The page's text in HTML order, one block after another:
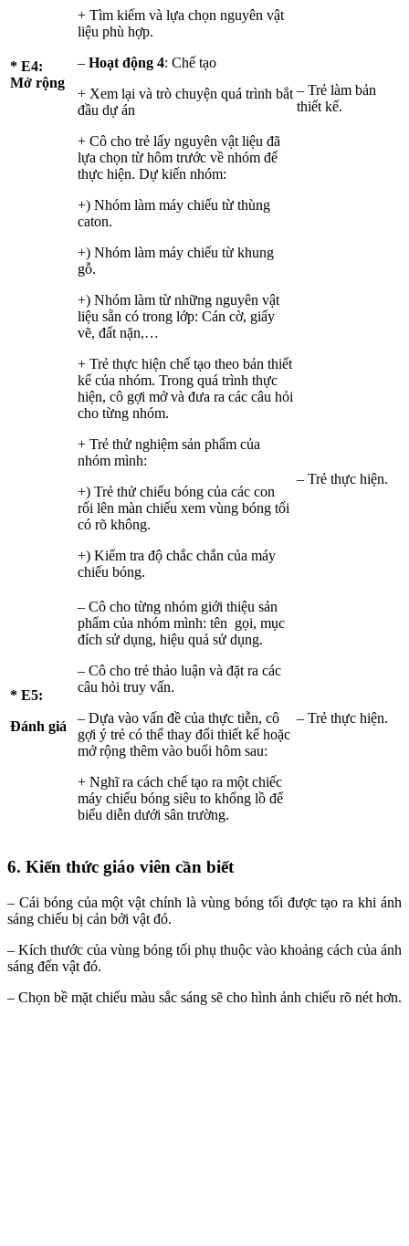
* E4:
Mở rộng
+ Tìm kiếm và lựa chọn nguyên vật
liệu phù hợp.
– Hoạt động 4: Chế tạo
+ Xem lại và trò chuyện quá trình bắt
đầu dự án
+ Cô cho trẻ lấy nguyên vật liệu đã
lựa chọn từ hôm trước về nhóm để
thực hiện. Dự kiến nhóm:
+) Nhóm làm máy chiếu từ thùng
caton.
+) Nhóm làm máy chiếu từ khung
gỗ.
+) Nhóm làm từ những nguyên vật
liệu sẵn có trong lớp: Cán cờ, giấy
vẽ, đất nặn,…
+ Trẻ thực hiện chế tạo theo bản thiết
kế của nhóm. Trong quá trình thực
hiện, cô gợi mở và đưa ra các câu hỏi
cho từng nhóm.
+ Trẻ thử nghiệm sản phẩm của
nhóm mình:
+) Trẻ thử chiếu bóng của các con
rối lên màn chiếu xem vùng bóng tối
có rõ không.
+) Kiểm tra độ chắc chắn của máy
chiếu bóng.
– Trẻ làm bản
thiết kế.
– Trẻ thực hiện.
* E5:
Đánh giá
– Cô cho từng nhóm giới thiệu sản
phẩm của nhóm mình: tên gọi, mục
đích sử dụng, hiệu quả sử dụng.
– Cô cho trẻ thảo luận và đặt ra các
câu hỏi truy vấn.
– Dựa vào vấn đề của thực tiễn, cô
gợi ý trẻ có thể thay đổi thiết kế hoặc
mở rộng thêm vào buổi hôm sau:
+ Nghĩ ra cách chế tạo ra một chiếc
máy chiếu bóng siêu to khổng lồ để
biểu diễn dưới sân trường.
– Trẻ thực hiện.
6. Kiến thức giáo viên cần biết
– Cái bóng của một vật chính là vùng bóng tối được tạo ra khi ánh
sáng chiếu bị cản bởi vật đó.
– Kích thước của vùng bóng tối phụ thuộc vào khoảng cách của ánh
sáng đến vật đó.
– Chọn bề mặt chiếu màu sắc sáng sẽ cho hình ảnh chiếu rõ nét hơn.